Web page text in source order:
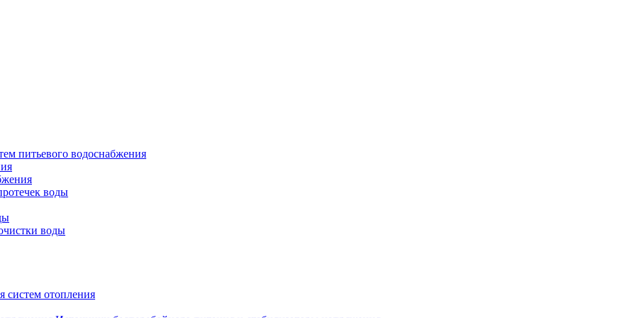
питьевого водоснабжения
воды
воды
систем отопления